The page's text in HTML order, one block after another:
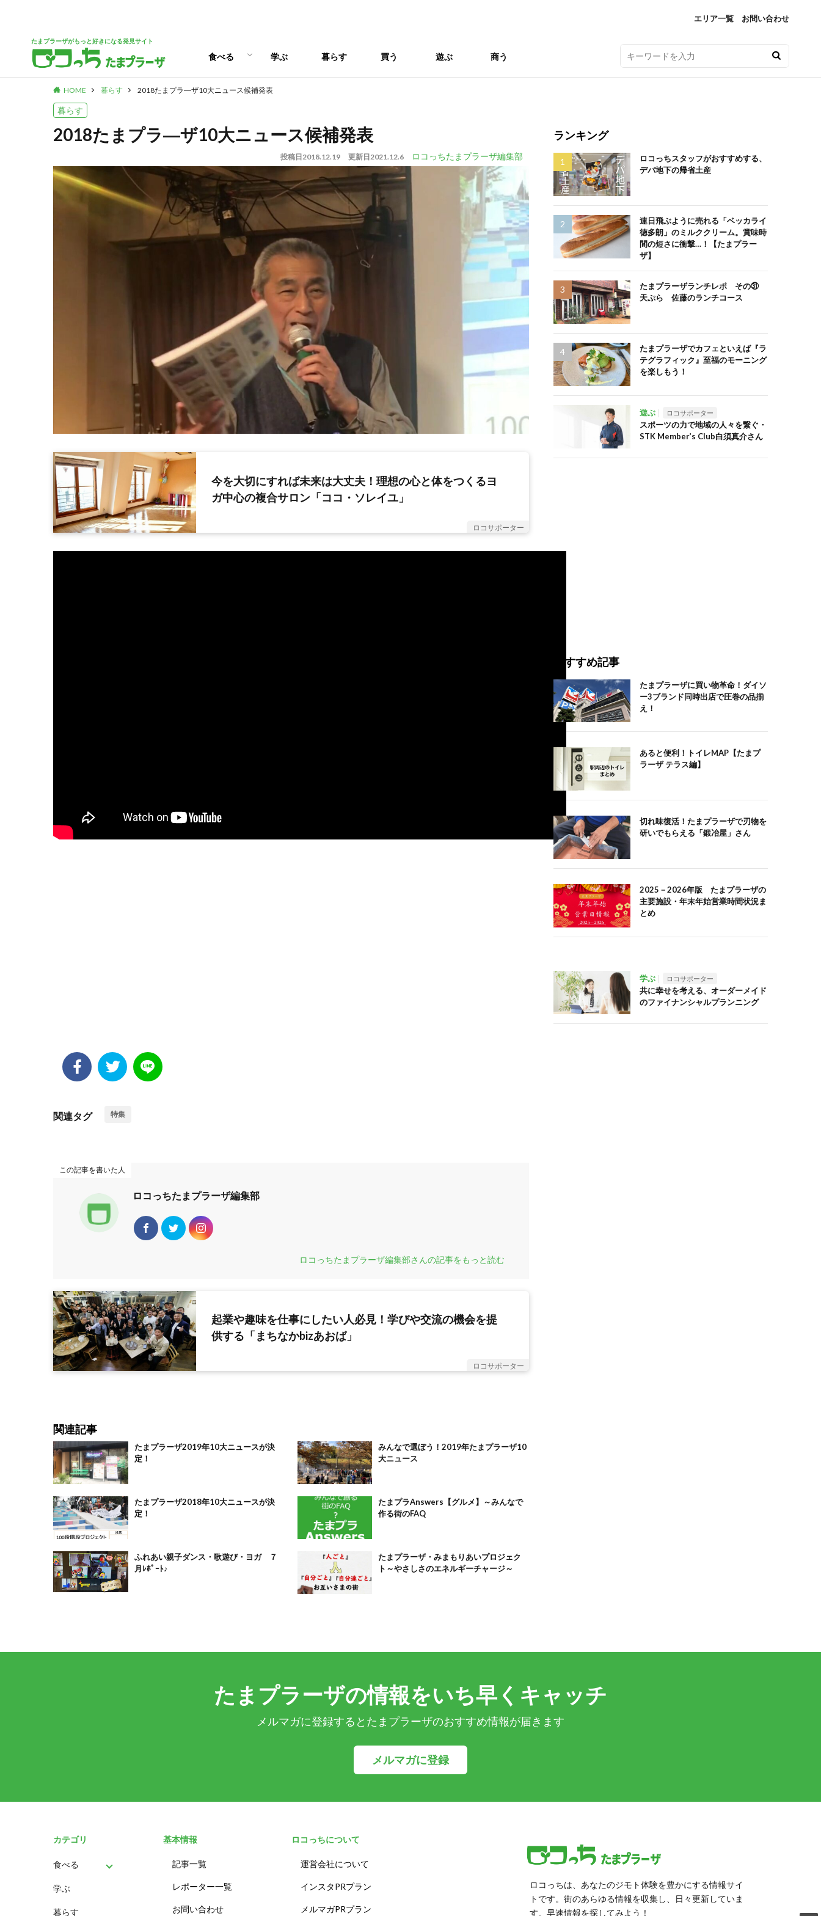
エリア一覧 お問い合わせ
たまプラーザがもっと好きになる発見サイト
食べる
パン
スイーツ
ランチ
カフェ
学ぶ 暮らす 買う 遊ぶ 商う
HOME 暮らす 2018たまプラ―ザ10大ニュース候補発表
暮らす
2018たまプラ―ザ10大ニュース候補発表
投稿日2018.12.19 更新日2021.12.6 ロコっちたまプラーザ編集部
今を大切にすれば未来は大丈夫！理想の心と体をつくるヨ
ガ中心の複合サロン「ココ・ソレイユ」
ロコサポーター
関連タグ 特集
この記事を書いた人
ロコっちたまプラーザ編集部
ロコっちたまプラーザ編集部さんの記事をもっと読む
起業や趣味を仕事にしたい人必見！学びや交流の機会を提
供する「まちなかbizあおば」
ロコサポーター
関連記事
たまプラーザ2019年10大ニュースが決
定！
みんなで選ぼう！2019年たまプラーザ10
大ニュース
たまプラーザ2018年10大ニュースが決
定！
たまプラAnswers【グルメ】～みんなで
作る街のFAQ
ふれあい親子ダンス・歌遊び・ヨガ ７
月ﾚﾎﾟｰﾄ♪
たまプラーザ・みまもりあいプロジェク
ト～やさしさのエネルギーチャージ～
ランキング
ロコっちスタッフがおすすめする、
デパ地下の帰省土産
連日飛ぶように売れる「ベッカライ
徳多朗」のミルククリーム。賞味時
間の短さに衝撃…！【たまプラー
ザ】
たまプラーザランチレポ その㉛
天ぷら 佐藤のランチコース
たまプラーザでカフェといえば『ラ
テグラフィック』至福のモーニング
を楽しもう！
遊ぶ ロコサポーター
スポーツの力で地域の人々を繋ぐ・
STK Member’s Club白須真介さん
おすすめ記事
たまプラーザに買い物革命！ダイソ
ー3ブランド同時出店で圧巻の品揃
え！
あると便利！トイレMAP【たまプ
ラーザ テラス編】
切れ味復活！たまプラーザで刃物を
研いでもらえる「鍛冶屋」さん
2025－2026年版 たまプラーザの
主要施設・年末年始営業時間状況ま
とめ
学ぶ ロコサポーター
共に幸せを考える、オーダーメイド
のファイナンシャルプランニング
たまプラーザの情報をいち早くキャッチ
メルマガに登録するとたまプラーザのおすすめ情報が届きます
メルマガに登録
カテゴリ
食べる
パン
学ぶ
暮らす
基本情報
記事一覧
レポーター一覧
お問い合わせ
ロコっちについて
運営会社について
インスタPRプラン
メルマガPRプラン
ロコっちは、あなたのジモト体験を豊かにする情報サイ
トです。街のあらゆる情報を収集し、日々更新していま
す。早速情報を探してみよう！